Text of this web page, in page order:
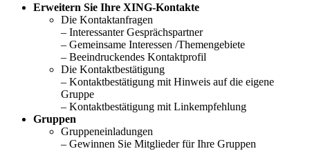
Erweitern Sie Ihre XING-Kontakte
Die Kontaktanfragen
– Interessanter Gesprächspartner
– Gemeinsame Interessen /Themengebiete
– Beeindruckendes Kontaktprofil
Die Kontaktbestätigung
– Kontaktbestätigung mit Hinweis auf die eigene
Gruppe
– Kontaktbestätigung mit Linkempfehlung
Gruppen
Gruppeneinladungen
– Gewinnen Sie Mitglieder für Ihre Gruppen